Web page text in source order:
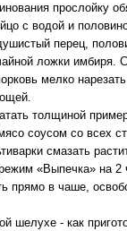
прослойку
с водой и
перец,
ложки имбиря.
мелко
толщиной
соусом со всех
смазать
«Выпечка» на 2
прямо в чаше,
шелухе - как